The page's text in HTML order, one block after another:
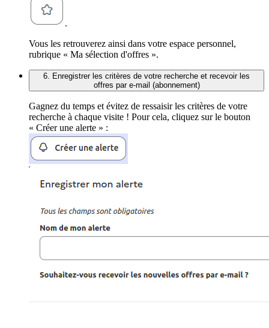
.
Vous les retrouverez ainsi dans votre espace personnel,
rubrique « Ma sélection d'offres ».
6. Enregistrer les critères de votre recherche et recevoir les
offres par e-mail (abonnement)
Gagnez du temps et évitez de ressaisir les critères de votre
recherche à chaque visite ! Pour cela, cliquez sur le bouton
« Créer une alerte » :